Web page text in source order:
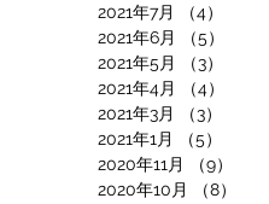
2021年7月
（4）
2021年6月
（5）
2021年5月
（3）
2021年4月
（4）
2021年3月
（3）
2021年1月
（5）
2020年11月
（9）
2020年10月
（8）